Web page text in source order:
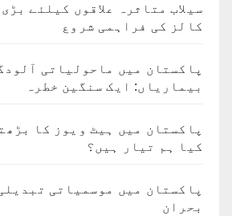
سیلاب متاثرہ علاقوں کیلئے
کالز کی فراہمی شروع
پاکستان میں ماحولیاتی
بیماریاں: ایک سنگین خطرہ
پاکستان میں ہیٹ ویوز کا
کیا ہم تیار ہیں؟
پاکستان میں موسمیاتی
بحران